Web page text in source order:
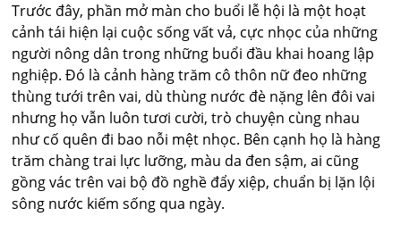
Trước đây, phần mở màn cho buổi lễ hội là một hoạt
cảnh tái hiện lại cuộc sống vất vả, cực nhọc của những
người nông dân trong những buổi đầu khai hoang lập
nghiệp. Đó là cảnh hàng trăm cô thôn nữ đeo những
thùng tưới trên vai, dù thùng nước đè nặng lên đôi vai
nhưng họ vẫn luôn tươi cười, trò chuyện cùng nhau
như cố quên đi bao nỗi mệt nhọc. Bên cạnh họ là hàng
trăm chàng trai lực lưỡng, màu da đen sậm, ai cũng
gồng vác trên vai bộ đồ nghề đẩy xiệp, chuẩn bị lặn lội
sông nước kiếm sống qua ngày.